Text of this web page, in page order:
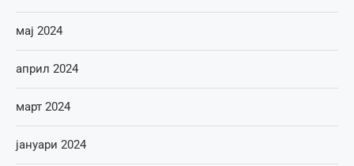
мај 2024
април 2024
март 2024
јануари 2024